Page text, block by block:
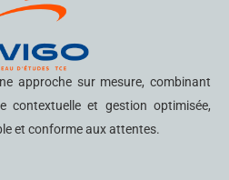
approche sur mesure, combinant
contextuelle et gestion optimisée,
et conforme aux attentes.